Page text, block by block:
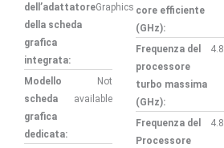
dell’adattatore
della scheda
grafica
integrata:
Graphics
Modello
scheda
grafica
dedicata:
Not
available
core efficiente
(GHz):
Frequenza del
processore
turbo massima
(GHz):
4.8
Frequenza del
Processore
4.8